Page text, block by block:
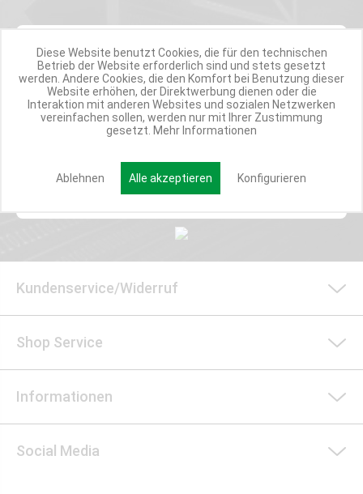
Werde Teil der Miweba Community!
Verpasse nie wieder exklusive Newsletter-Rabatte und Aktionen
Anmelden
Kundenservice/Widerruf
Shop Service
Informationen
Social Media
Diese Website benutzt Cookies, die für den technischen
Betrieb der Website erforderlich sind und stets gesetzt
werden. Andere Cookies, die den Komfort bei Benutzung dieser
Website erhöhen, der Direktwerbung dienen oder die
Interaktion mit anderen Websites und sozialen Netzwerken
vereinfachen sollen, werden nur mit Ihrer Zustimmung
gesetzt. Mehr Informationen
Ablehnen Alle akzeptieren Konfigurieren